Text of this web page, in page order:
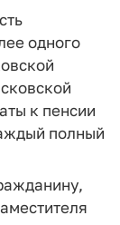
одного
к пенсии
полный